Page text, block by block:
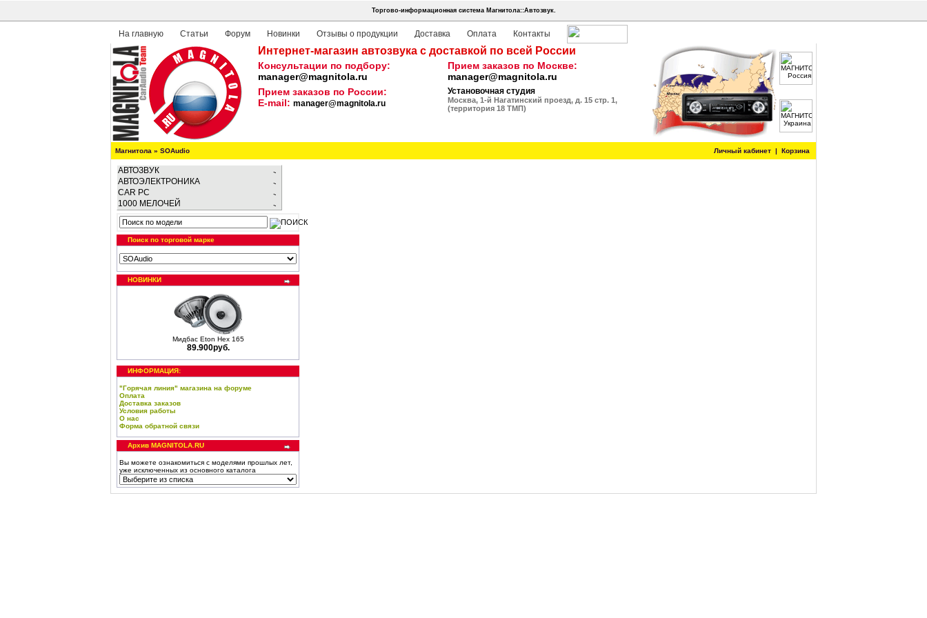
Торгово-информационная система Магнитола::Автозвук.
На главную Статьи Форум Новинки Отзывы о продукции Доставка Оплата Контакты
Интернет-магазин автозвука с доставкой по всей России
Консультации по подбору:
manager@magnitola.ru
Прием заказов по Москве:
manager@magnitola.ru
Прием заказов по России:
E-mail: manager@magnitola.ru
Установочная студия
Москва, 1-й Нагатинский проезд, д. 15 стр. 1,
(территория 18 ТМП)
Магнитола » SOAudio Личный кабинет | Корзина
АВТОЗВУК
АВТОЭЛЕКТРОНИКА
CAR PC
1000 МЕЛОЧЕЙ
Поиск по торговой марке
НОВИНКИ
Мидбас Eton Hex 165
89.900руб.
ИНФОРМАЦИЯ:
"Горячая линия" магазина на форуме
Оплата
Доставка заказов
Условия работы
О нас
Форма обратной связи
Архив MAGNITOLA.RU
Вы можете ознакомиться с моделями прошлых лет,
уже исключенных из основного каталога